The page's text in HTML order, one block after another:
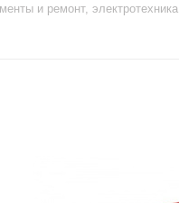
и ремонт, электротехника